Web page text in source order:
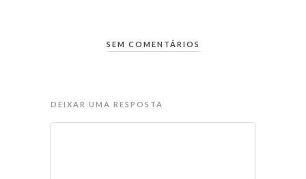
SEM COMENTÁRIOS
DEIXAR UMA RESPOSTA